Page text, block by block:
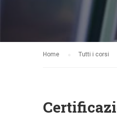
Home Tutti i corsi